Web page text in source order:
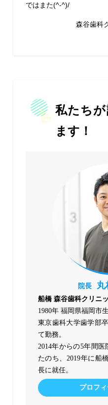
ではまた(^-^)/
森谷歯科
私たち
ます！
院長 丸
船橋 森谷歯科クリニ
1980年 福岡県福岡市生
東京歯科大学歯学部
て勤務。
2014年からの5年間
たのち、2019年に船
長に就任。
プロフ